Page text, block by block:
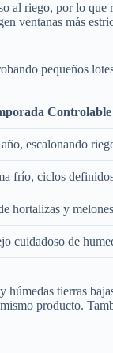
al riego, por lo que
ventanas más
pequeños
Controlable
escalonando
frío, ciclos
hortalizas y melones
cuidadoso de
tierras
producto.